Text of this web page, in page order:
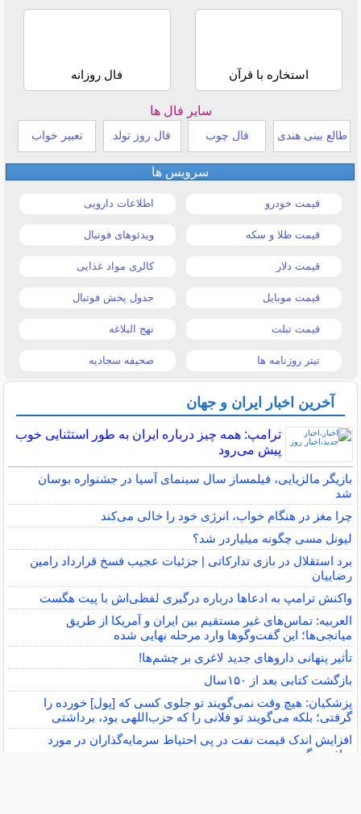
استخاره با قرآن فال روزانه
سایر فال ها
طالع بینی هندی فال چوب فال روز تولد تعبیر خواب
سرویس ها
قیمت خودرو اطلاعات دارویی
قیمت طلا و سکه ویدئوهای فوتبال
قیمت دلار کالری مواد غذایی
قیمت موبایل جدول پخش فوتبال
قیمت تبلت نهج البلاغه
تیتر روزنامه ها صحیفه سجادیه
آخرین اخبار ایران و جهان
ترامپ: همه چیز درباره ایران به طور استثنایی خوب
پیش می‌رود
بازیگر مالزیایی، فیلمساز سال سینمای آسیا در جشنواره بوسان
شد
چرا مغز در هنگام خواب، انرژی خود را خالی می‌کند
لیونل مسی چگونه میلیاردر شد؟
برد استقلال در بازی تدارکاتی | جزئیات عجیب فسخ قرارداد رامین
رضاییان
واکنش ترامپ به ادعاها درباره درگیری لفظی‌اش با پیت هگست
العربیه: تماس‌های غیر مستقیم بین ایران و آمریکا از طریق
میانجی‌ها؛ این گفت‌و‌گو‌ها وارد مرحله نهایی شده
تأثیر پنهانی داروهای جدید لاغری بر چشم‌ها!
بازگشت کتابی بعد از ۱۵۰سال
پزشکیان: هیچ وقت نمی‌گویند تو جلوی کسی که [پول] خورده را
گرفتی؛ بلکه می‌گویند تو فلانی را که حزب‌اللهی بود، برداشتی
افزایش اندک قیمت نفت در پی احتیاط سرمایه‌گذاران در مورد
توافق تنگه هرمز